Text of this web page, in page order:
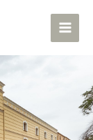
Main